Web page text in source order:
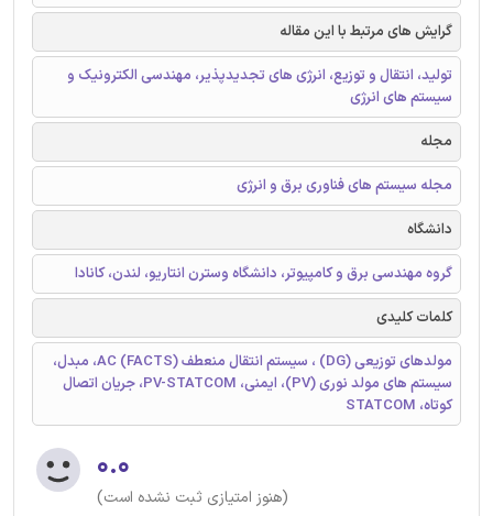
گرایش های مرتبط با این مقاله
تولید، انتقال و توزیع، انرژی های تجدیدپذیر، مهندسی الکترونیک و
سیستم های انرژی
مجله
مجله سیستم های فناوری برق و انرژی
دانشگاه
گروه مهندسی برق و کامپیوتر، دانشگاه وسترن انتاریو، لندن، کانادا
کلمات کلیدی
مولدهای توزیعی (DG) ، سیستم انتقال منعطف (AC (FACTS، مبدل،
سیستم های مولد نوری (PV)، ایمنی، PV-STATCOM، جریان اتصال
کوتاه، STATCOM
۰.۰
(هنوز امتیازی ثبت نشده است)